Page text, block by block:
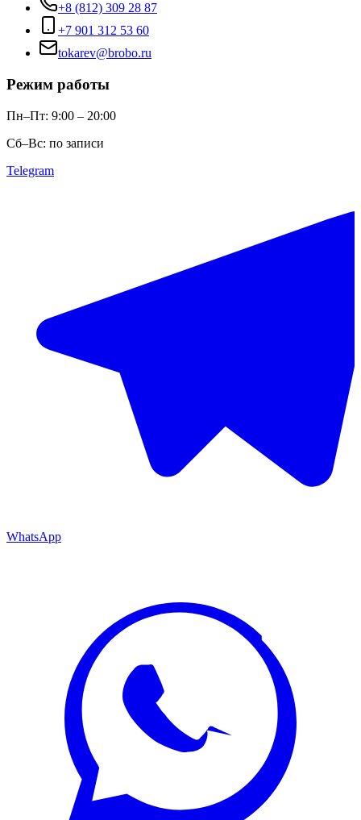
+8 (812) 309 28 87
+7 901 312 53 60
tokarev@brobo.ru
Режим работы
Пн–Пт: 9:00 – 20:00
Сб–Вс: по записи
Telegram
WhatsApp